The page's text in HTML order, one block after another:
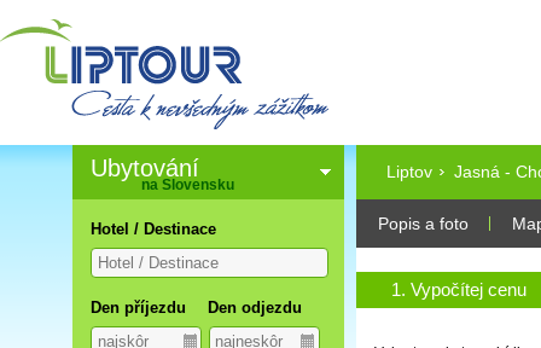
Liptov Jasná -
Popis a foto
1. Vypočítej cenu
Ubytování
na Slovensku
Hotel / Destinace
Den příjezdu Den odjezdu